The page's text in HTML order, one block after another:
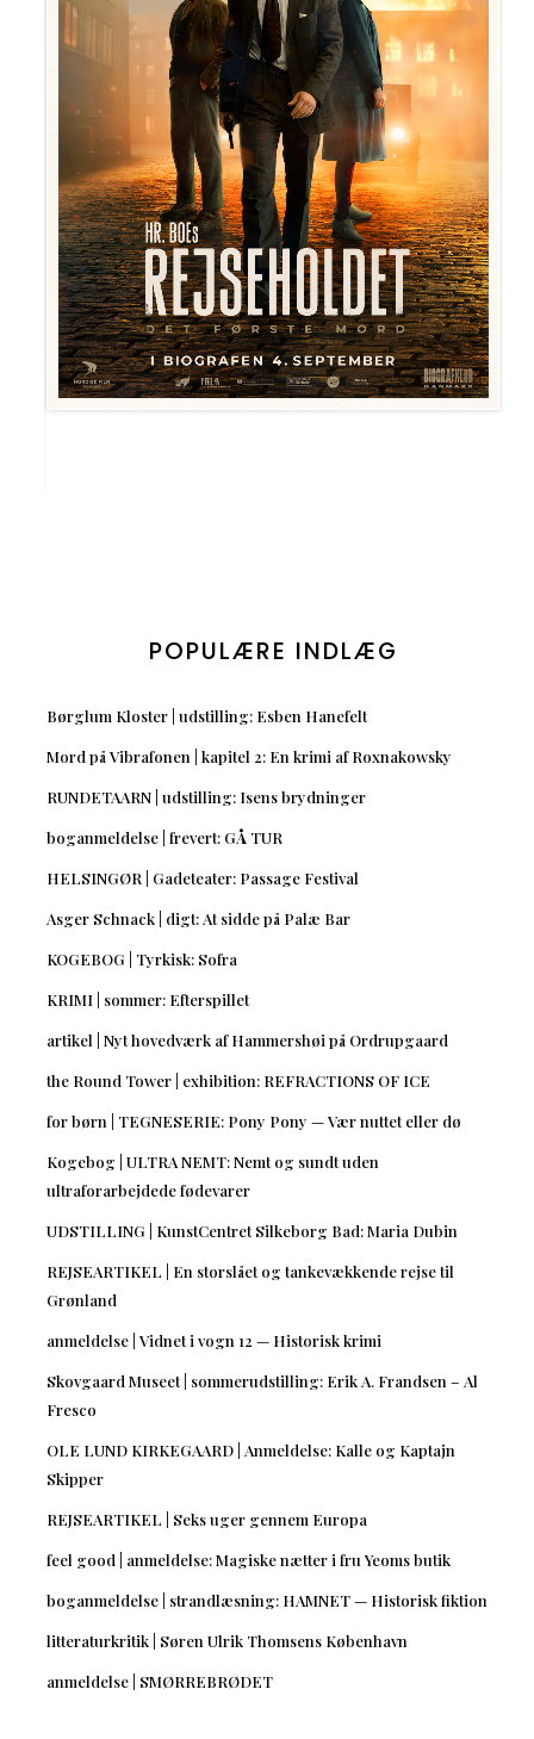
POPULÆRE INDLÆG
Børglum Kloster | udstilling: Esben Hanefelt
Mord på Vibrafonen | kapitel 2: En krimi af Roxnakowsky
RUNDETAARN | udstilling: Isens brydninger
boganmeldelse | frevert: GÅ TUR
HELSINGØR | Gadeteater: Passage Festival
Asger Schnack | digt: At sidde på Palæ Bar
KOGEBOG | Tyrkisk: Sofra
KRIMI | sommer: Efterspillet
artikel | Nyt hovedværk af Hammershøi på Ordrupgaard
the Round Tower | exhibition: REFRACTIONS OF ICE
for børn | TEGNESERIE: Pony Pony — Vær nuttet eller dø
Kogebog | ULTRA NEMT: Nemt og sundt uden
ultraforarbejdede fødevarer
UDSTILLING | KunstCentret Silkeborg Bad: Maria Dubin
REJSEARTIKEL | En storslået og tankevækkende rejse til
Grønland
anmeldelse | Vidnet i vogn 12 — Historisk krimi
Skovgaard Museet | sommerudstilling: Erik A. Frandsen – Al
Fresco
OLE LUND KIRKEGAARD | Anmeldelse: Kalle og Kaptajn
Skipper
REJSEARTIKEL | Seks uger gennem Europa
feel good | anmeldelse: Magiske nætter i fru Yeoms butik
boganmeldelse | strandlæsning: HAMNET — Historisk fiktion
litteraturkritik | Søren Ulrik Thomsens København
anmeldelse | SMØRREBRØDET